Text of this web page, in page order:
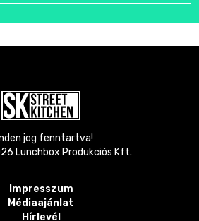
jog fenntartva!
Lunchbox Produkciós Kft.
Impresszum
Médiaajánlat
Hírlevél